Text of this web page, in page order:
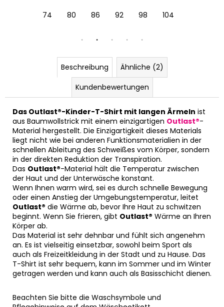
12874 80 86 92 98 104
Beschreibung
Ähnliche (2)
Kundenbewertungen
Das Outlast®-Kinder-T-Shirt mit langen Ärmeln ist
aus Baumwollstrick mit einem einzigartigen Outlast®-
Material hergestellt. Die Einzigartigkeit dieses Materials
liegt nicht wie bei anderen Funktionsmaterialien in der
schnellen Ableitung des Schweißes vom Körper, sondern
in der direkten Reduktion der Transpiration.
Das Outlast®-Material hält die Temperatur zwischen
der Haut und der Unterwäsche konstant.
Wenn Ihnen warm wird, sei es durch schnelle Bewegung
oder einen Anstieg der Umgebungstemperatur, leitet
Outlast® die Wärme ab, bevor Ihre Haut zu schwitzen
beginnt. Wenn Sie frieren, gibt Outlast® Wärme an Ihren
Körper ab.
Das Material ist sehr dehnbar und fühlt sich angenehm
an. Es ist vielseitig einsetzbar, sowohl beim Sport als
auch als Freizeitkleidung in der Stadt und zu Hause. Das
T-Shirt ist sehr bequem, kann im Sommer und im Winter
getragen werden und kann auch als Basisschicht dienen.
Beachten Sie bitte die Waschsymbole und